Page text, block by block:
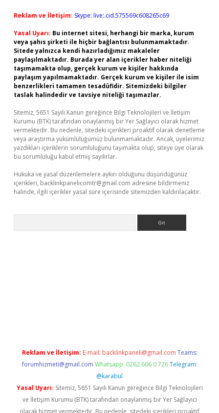
Reklam ve İletişim: Skype: live:.cid.575569c608265c69
Yasal Uyarı: Bu internet sitesi, herhangi bir marka, kurum
veya şahıs şirketi ile hiçbir bağlantısı bulunmamaktadır.
Sitede yalnızca kendi hazırladığımız makaleler
paylaşılmaktadır. Burada yer alan içerikler haber niteliği
taşımamakta olup, gerçek kurum ve kişiler hakkında
paylaşım yapılmamaktadır. Gerçek kurum ve kişiler ile isim
benzerlikleri tamamen tesadüfidir. Sitemizdeki bilgiler
taslak halindedir ve tavsiye niteliği taşımazlar.
Sitemiz, 5651 Sayılı Kanun gereğince Bilgi Teknolojileri ve İletişim
Kurumu (BTK) tarafından onaylanmış bir Yer Sağlayıcı olarak hizmet
vermektedir. Bu nedenle, sitedeki içerikleri proaktif olarak denetleme
veya araştırma yükümlülüğümüz bulunmamaktadır. Ancak, üyelerimiz
yazdıkları içeriklerin sorumluluğunu taşımakta olup, siteye üye olarak
bu sorumluluğu kabul etmiş sayılırlar.
Hukuka ve yasal düzenlemelere aykırı olduğunu düşündüğünüz
içerikleri, backlinkpanelicomtr@gmail.com adresine bildirmeniz
halinde, ilgili içerikler yasal süre içerisinde sitemizden kaldırılacaktır.
Reklam ve İletişim: E-mail: backlinkpaneli@gmail.com Teams:
forumhizmeti@gmail.com Whatsapp: 0262 606 0 726 Telegram:
@karabul
Yasal Uyarı: Sitemiz, 5651 Sayılı Kanun gereğince Bilgi Teknolojileri
ve İletişim Kurumu (BTK) tarafından onaylanmış bir Yer Sağlayıcı
olarak hizmet vermektedir. Bu nedenle, sitedeki içerikleri proaktif